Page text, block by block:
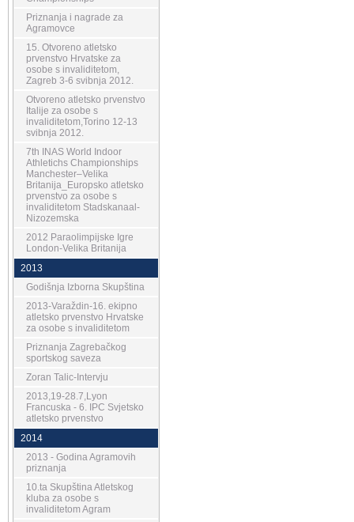
Priznanja i nagrade za
Agramovce
15. Otvoreno atletsko
prvenstvo Hrvatske za
osobe s invaliditetom,
Zagreb 3-6 svibnja 2012.
Otvoreno atletsko prvenstvo
Italije za osobe s
invaliditetom,Torino 12-13
svibnja 2012.
7th INAS World Indoor
Athletichs Championships
Manchester–Velika
Britanija_Europsko atletsko
prvenstvo za osobe s
invaliditetom Stadskanaal-
Nizozemska
2012 Paraolimpijske Igre
London-Velika Britanija
2013
Godišnja Izborna Skupština
2013-Varaždin-16. ekipno
atletsko prvenstvo Hrvatske
za osobe s invaliditetom
Priznanja Zagrebačkog
sportskog saveza
Zoran Talic-Intervju
2013,19-28.7,Lyon
Francuska - 6. IPC Svjetsko
atletsko prvenstvo
2014
2013 - Godina Agramovih
priznanja
10.ta Skupština Atletskog
kluba za osobe s
invaliditetom Agram